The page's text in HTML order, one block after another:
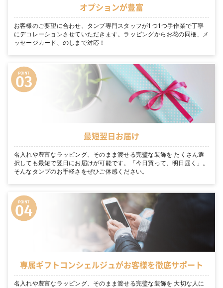
オプションが豊富
お客様のご要望に合わせ、タンプ専門スタッフが1つ1つ手作業で丁寧
にデコレーションさせていただきます。ラッピングからお花の同梱、メ
ッセージカード、のしまで対応！
最短翌日お届け
名入れや豊富なラッピング、そのまま渡せる完璧な装飾を たくさん選
択しても最短で翌日にお届けが可能です。「今日買って、明日届く」。
そんなタンプのお手軽さをぜひご体感ください。
専属ギフトコンシェルジュがお客様を徹底サポート
名入れや豊富なラッピング、そのまま渡せる完璧な装飾を 大切な人に